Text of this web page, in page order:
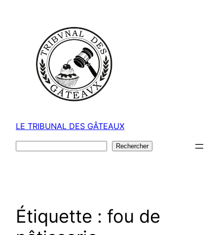
LE TRIBUNAL DES GÂTEAUX
Rechercher
Étiquette : fou de